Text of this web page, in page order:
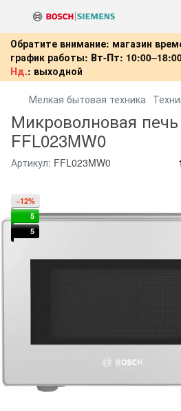
Обратите внимание: магазин
график работы: Вт-Пт:
Нд.: выходной
Мелкая бытовая техника
Микроволновая
FFL023MW0
Артикул: FFL023MW0
−12%
5
5